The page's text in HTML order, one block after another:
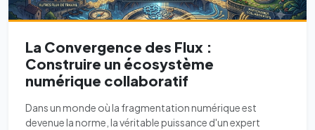
La Convergence des Flux :
Construire un écosystème
numérique collaboratif
Dans un monde où la fragmentation numérique est
devenue la norme, la véritable puissance d'un expert